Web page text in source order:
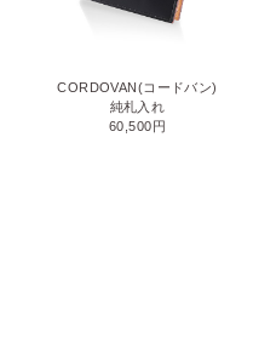
CORDOVAN(コードバン)
純札入れ
60,500円